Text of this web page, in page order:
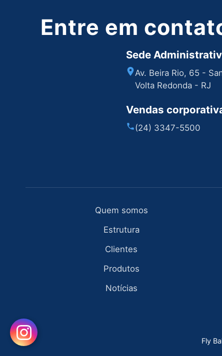
Entre em
Sede
Av. Beira Rio, 65 -
Volta Redonda - RJ
Vendas
(24) 3347-5500
Quem somos
Estrutura
Clientes
Produtos
Notícias
Fly